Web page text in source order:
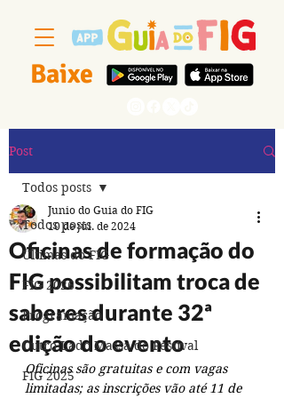
Baixe
Post
Todos posts
Últimas do FIG
FIG 2026
Programação
Outro Lado Massa do Festival
FIG 2025
Todos posts
Oficinas de formação do
FIG possibilitam troca de
saberes durante 32ª
edição do evento
Junio do Guia do FIG
10 de jul. de 2024
Oficinas são gratuitas e com vagas
limitadas; as inscrições vão até 11 de